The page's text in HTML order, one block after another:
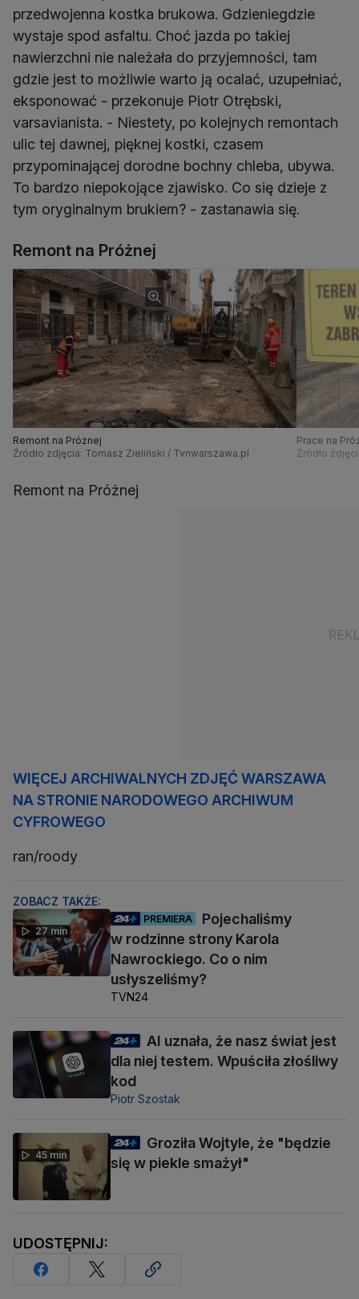
przedwojenna kostka brukowa. Gdzieniegdzie
wystaje spod asfaltu. Choć jazda po takiej
nawierzchni nie należała do przyjemności, tam
gdzie jest to możliwie warto ją ocalać, uzupełniać,
eksponować - przekonuje Piotr Otrębski,
varsavianista. - Niestety, po kolejnych remontach
ulic tej dawnej, pięknej kostki, czasem
przypominającej dorodne bochny chleba, ubywa.
To bardzo niepokojące zjawisko. Co się dzieje z
tym oryginalnym brukiem? - zastanawia się.
Remont na Próżnej
Remont na Próżnej
Źródło zdjęcia: Tomasz Zieliński / Tvnwarszawa.pl
Prace na
Źródło
Remont na Próżnej
WIĘCEJ ARCHIWALNYCH ZDJĘĆ WARSZAWA
NA STRONIE NARODOWEGO ARCHIWUM
CYFROWEGO
ran/roody
ZOBACZ TAKŻE:
27 min
PREMIERA
Pojechaliśmy
w rodzinne strony Karola
Nawrockiego. Co o nim
usłyszeliśmy?
TVN24
AI uznała, że nasz świat jest
dla niej testem. Wpuściła złośliwy
kod
Piotr Szostak
45 min
Groziła Wojtyle, że "będzie
się w piekle smażył"
UDOSTĘPNIJ: